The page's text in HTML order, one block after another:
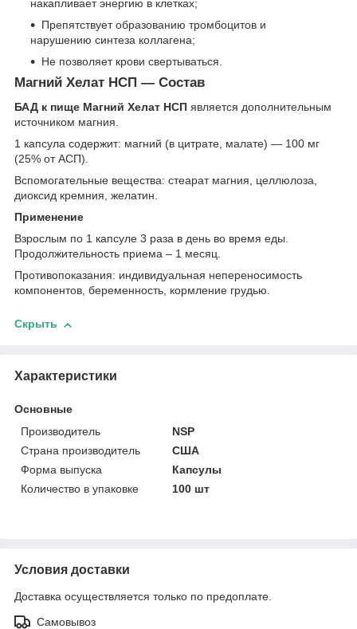
накапливает энергию в клетках;
Препятствует образованию тромбоцитов и
нарушению синтеза коллагена;
Не позволяет крови свертываться.
Магний Хелат НСП — Состав
БАД к пище Магний Хелат НСП является дополнительным
источником магния.
1 капсула содержит: магний (в цитрате, малате) — 100 мг
(25% от АСП).
Вспомогательные вещества: стеарат магния, целлюлоза,
диоксид кремния, желатин.
Применение
Взрослым по 1 капсуле 3 раза в день во время еды.
Продолжительность приема – 1 месяц.
Противопоказания: индивидуальная непереносимость
компонентов, беременность, кормление грудью.
Скрыть
Характеристики
Основные
Производитель
NSP
Страна производитель
США
Форма выпуска
Капсулы
Количество в упаковке
100 шт
Условия доставки
Доставка осуществляется только по предоплате.
Самовывоз